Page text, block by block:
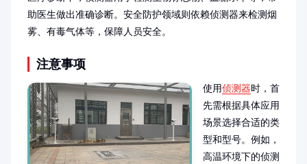
助医生做出准确诊断。安全防护领域则依赖侦测器来检测烟
雾、有毒气体等，保障人员安全。
注意事项
使用侦测器时，首
先需根据具体应用
场景选择合适的类
型和型号。例如，
高温环境下的侦测